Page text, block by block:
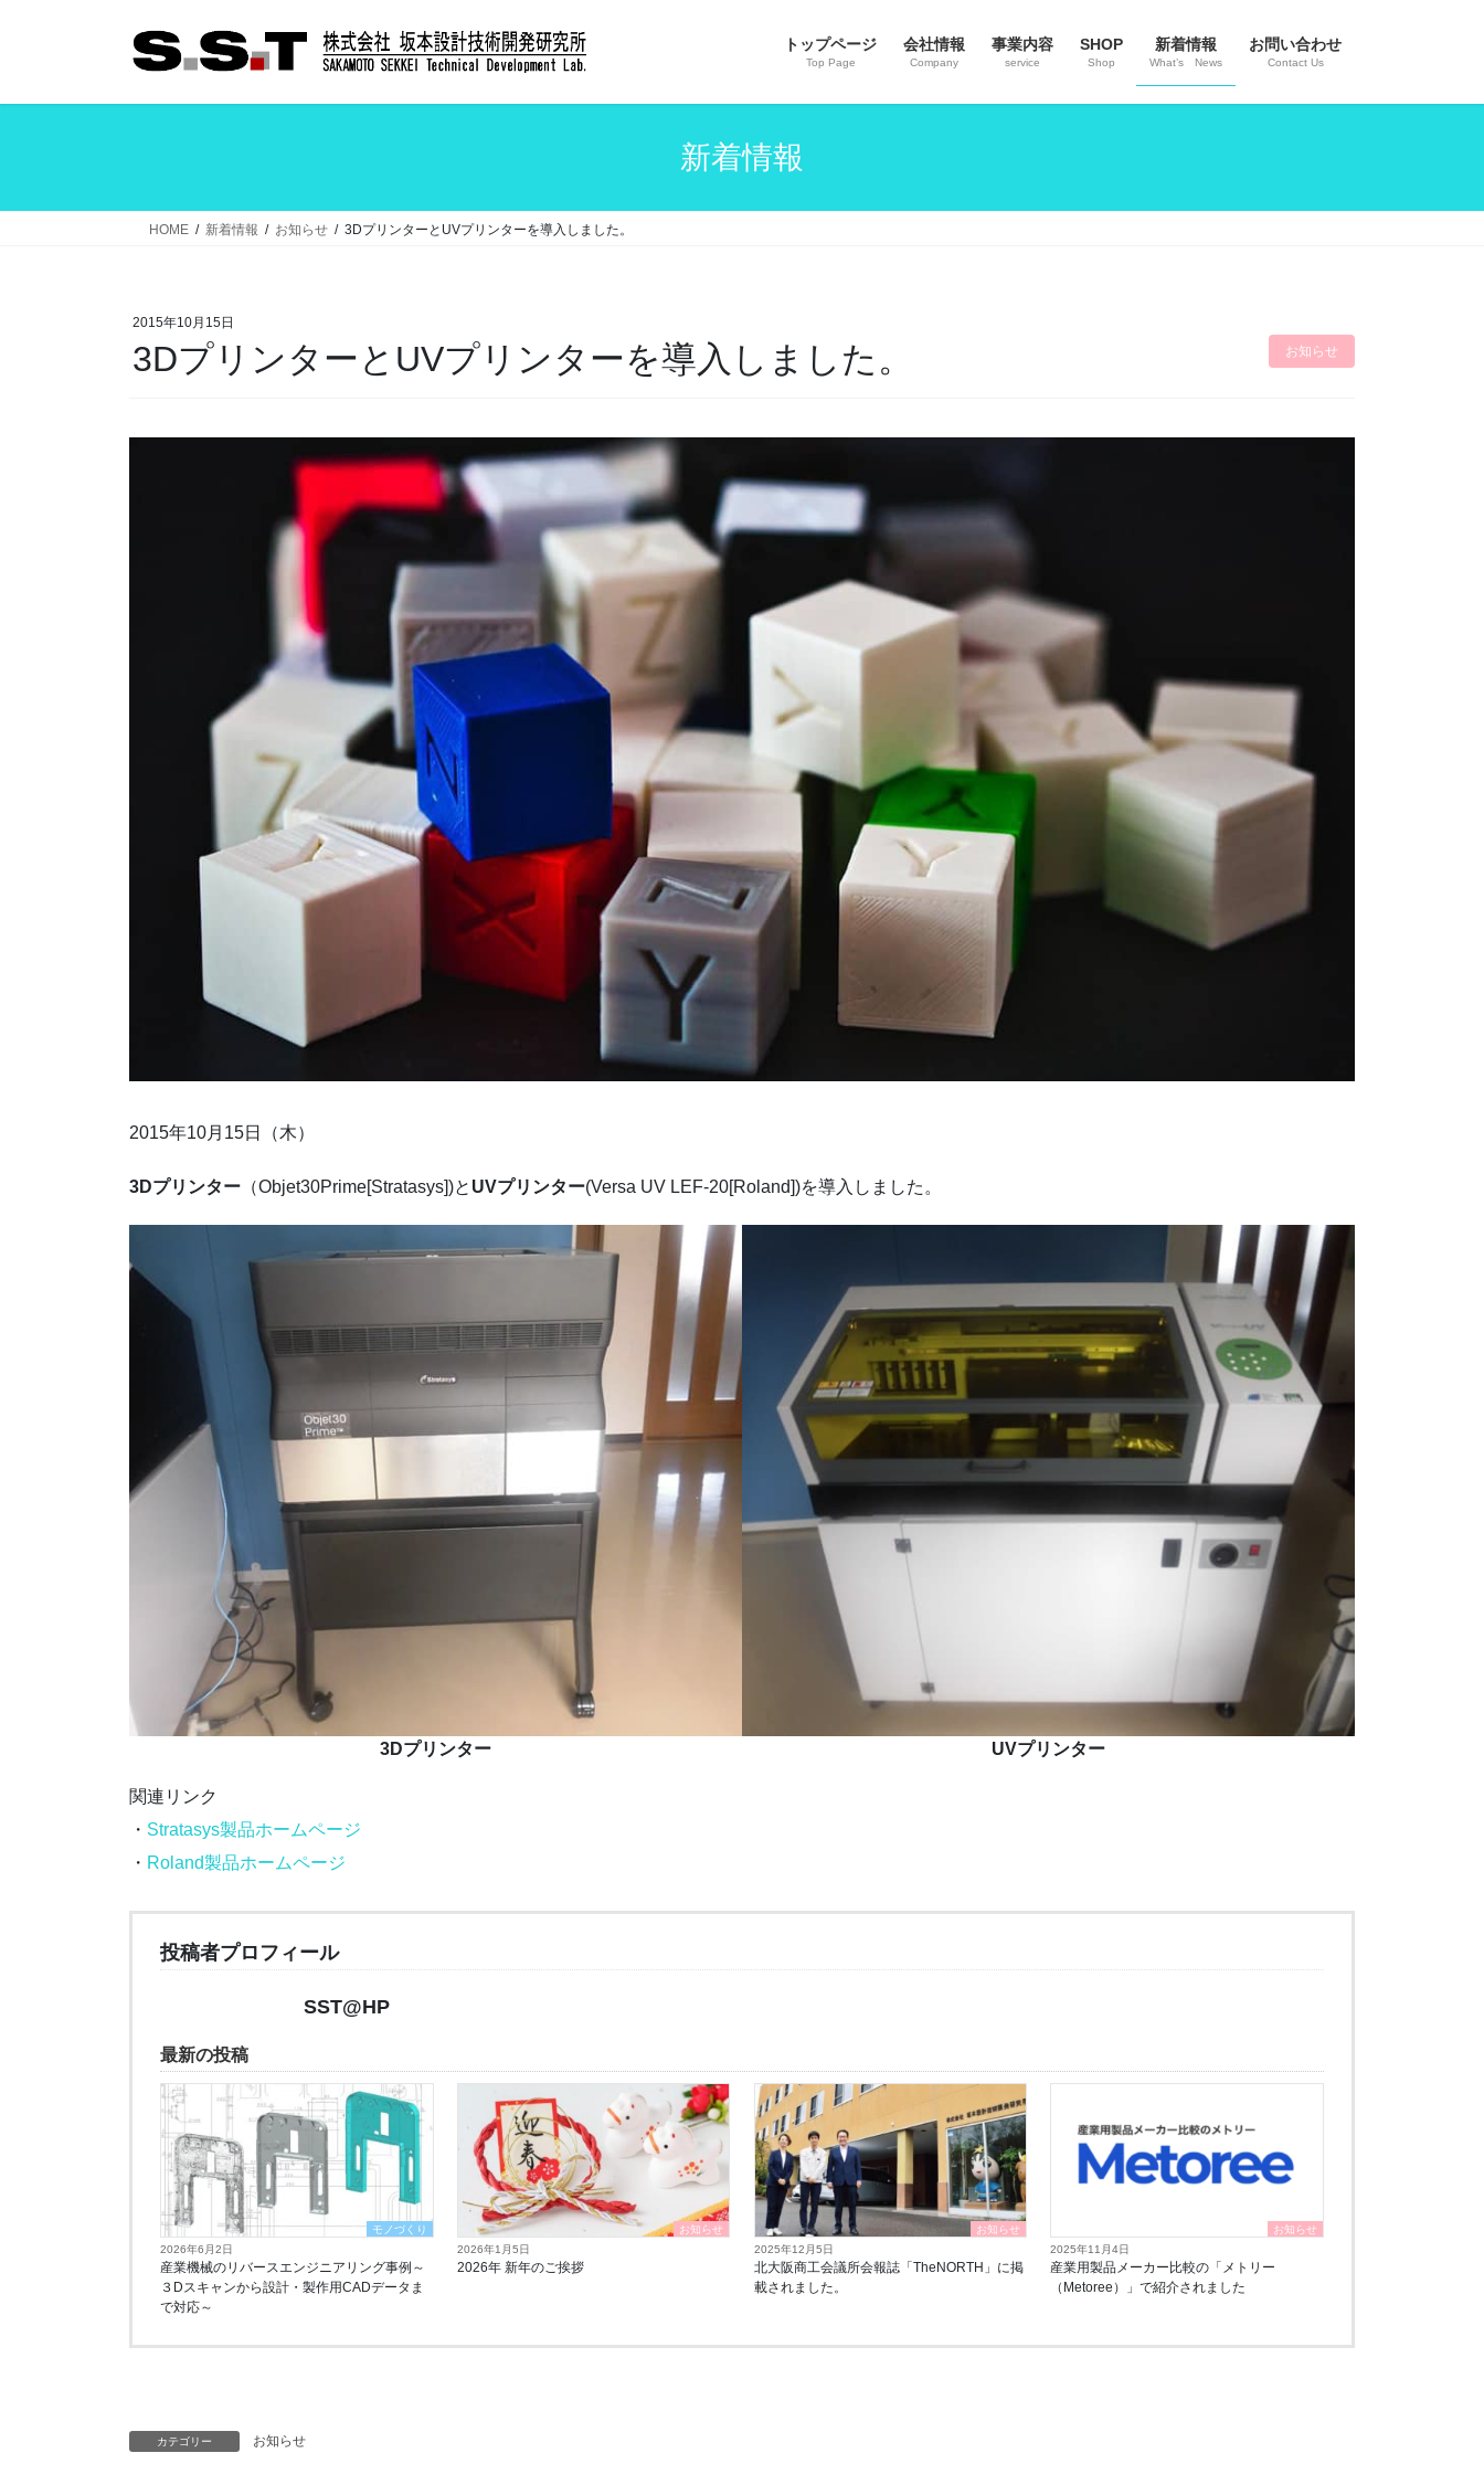
トップページ
Top Page
会社情報
Company
事業内容
service
SHOP
Shop
新着情報
What’s News
お問い合わせ
Contact Us
新着情報
HOME 新着情報 お知らせ 3DプリンターとUVプリンターを導入しました。
2015年10月15日
お知らせ
3DプリンターとUVプリンターを導入しました。
2015年10月15日（木）
3Dプリンター （Objet30Prime[Stratasys])と UVプリンター(Versa UV LEF-20[Roland])を導入しました。
3Dプリンター UVプリンター
関連リンク
・ Stratasys製品ホームページ
・ Roland製品ホームページ
投稿者プロフィール
SST@HP
最新の投稿
モノづくり
2026年6月2日
産業機械のリバースエンジニアリング事例～
３Dスキャンから設計・製作用CADデータま
で対応～
お知らせ
2026年1月5日
2026年 新年のご挨拶
お知らせ
2025年12月5日
北大阪商工会議所会報誌「TheNORTH」に掲
載されました。
お知らせ
2025年11月4日
産業用製品メーカー比較の「メトリー
（Metoree）」で紹介されました
カテゴリー お知らせ